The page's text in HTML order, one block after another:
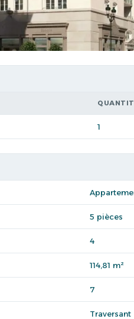
1
5 pièces
4
114,81 m²
7
Traversant